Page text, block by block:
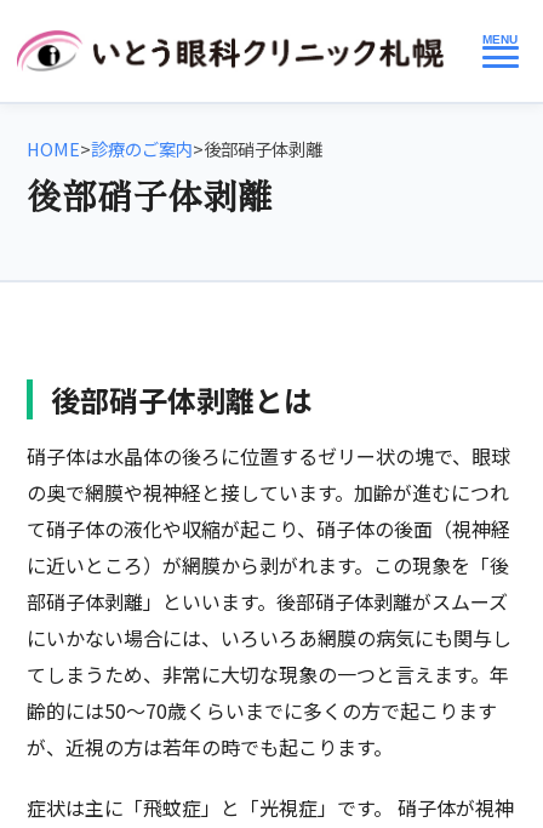
MENU
HOME>診療のご案内>後部硝子体剥離
後部硝子体剥離
後部硝子体剥離とは
硝子体は水晶体の後ろに位置するゼリー状の塊で、眼球
の奥で網膜や視神経と接しています。加齢が進むにつれ
て硝子体の液化や収縮が起こり、硝子体の後面（視神経
に近いところ）が網膜から剥がれます。この現象を「後
部硝子体剥離」といいます。後部硝子体剥離がスムーズ
にいかない場合には、いろいろあ網膜の病気にも関与し
てしまうため、非常に大切な現象の一つと言えます。年
齢的には50～70歳くらいまでに多くの方で起こります
が、近視の方は若年の時でも起こります。
症状は主に「飛蚊症」と「光視症」です。 硝子体が視神